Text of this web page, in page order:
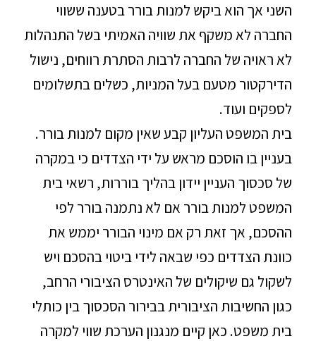
השני אך הוא ביקש למנות בורר בטענה ששווי
החברה לא משקף את שוויה האמיתי בשל התנהלות
לא ראויה של החברה לרבות הסתרת רווחים, נישול
הדירקטור מטעם בעל המניות, כשלים בתשלומים
לספקים ועוד.
בית המשפט העליון קבע שאין מקום למנות בורר.
בעניין בו הוסכם מראש על ידי הצדדים כי במקרה
של סכסוך העניין יידון בהליך בוררות, רשאי בית
המשפט למנות בורר אם לא נתמנה בורר לפי
ההסכם, אך זאת רק אם מינוי הבורר יממש את
כוונת הצדדים כפי שבאה לידי ביטוי בהסכם ויש
לשקול גם שיקולים של האינטרס הציבורי הרחב,
כגון החשיבות הציבורית בבירור הסכסוך בין כותלי
בית משפט. כאן קיים מנגנון הערכת שווי למקרה